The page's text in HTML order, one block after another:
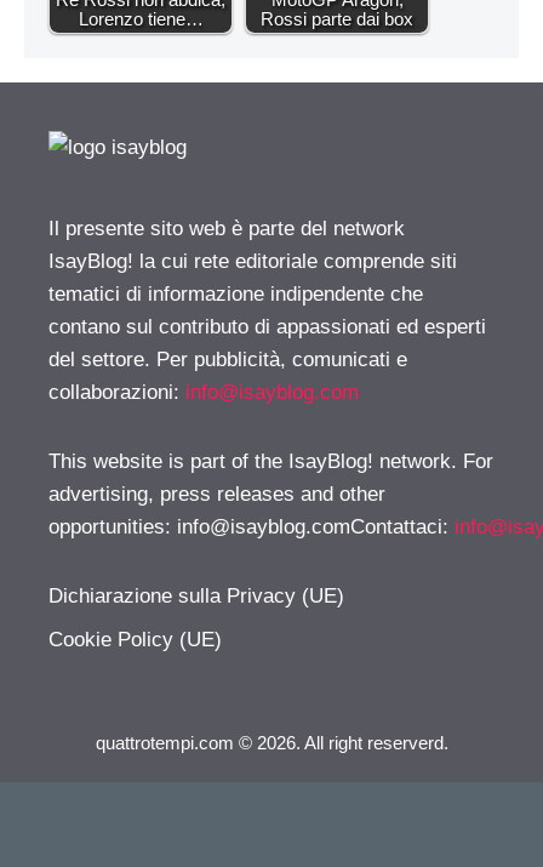
Lorenzo tiene…
Rossi parte dai box
Il presente sito web è parte del network
IsayBlog! la cui rete editoriale comprende siti
tematici di informazione indipendente che
contano sul contributo di appassionati ed esperti
del settore. Per pubblicità, comunicati e
collaborazioni: info@isayblog.com
This website is part of the IsayBlog! network. For
advertising, press releases and other
opportunities: info@isayblog.comContattaci:
Dichiarazione sulla Privacy (UE)
Cookie Policy (UE)
quattrotempi.com © 2026. All right reserverd.